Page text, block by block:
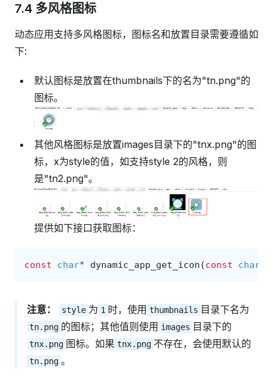
7.4 多风格图标
动态应用支持多风格图标，图标名和放置目录需要遵循如
下:
默认图标是放置在thumbnails下的名为"tn.png"的
图标。
其他风格图标是放置images目录下的"tnx.png"的图
标，x为style的值，如支持style 2的风格，则
是"tn2.png"。
提供如下接口获取图标：
const char* dynamic_app_get_icon (const char
注意： style 为 1 时，使用 thumbnails 目录下名为
tn.png 的图标；其他值则使用 images 目录下的
tnx.png 图标。如果 tnx.png 不存在，会使用默认的
tn.png 。